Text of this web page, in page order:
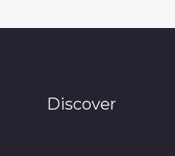
Discover